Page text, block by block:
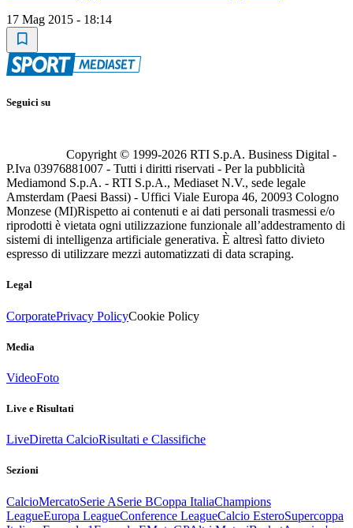
17 Mag 2015 - 18:14
Seguici su
Copyright © 1999-2026 RTI S.p.A. Business Digital -
P.Iva 03976881007 - Tutti i diritti riservati - Per la pubblicità
Mediamond S.p.A. - RTI S.p.A., Mediaset N.V., sede legale
Amsterdam (Paesi Bassi) - Uffici Viale Europa 46, 20093 Cologno
Monzese (MI)Rispetto ai contenuti e ai dati personali trasmessi e/o
riprodotti è vietata ogni utilizzazione funzionale all’addestramento di
sistemi di intelligenza artificiale generativa. È altresì fatto divieto
espresso di utilizzare mezzi automatizzati di data scraping.
Legal
CorporatePrivacy PolicyCookie Policy
Media
VideoFoto
Live e Risultati
LiveDiretta CalcioRisultati e Classifiche
Sezioni
CalcioMercatoSerie ASerie BCoppa ItaliaChampions
LeagueEuropa LeagueConference LeagueCalcio EsteroSupercoppa